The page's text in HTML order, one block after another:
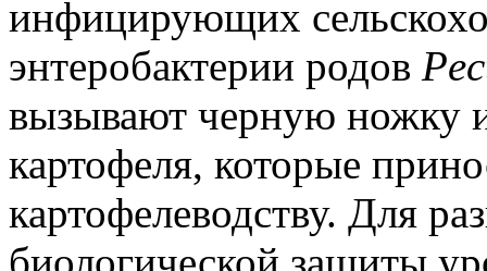
инфицирующих
энтеробактерии родов
вызывают черную ножку
картофеля, которые
картофелеводству. Для
биологической защиты